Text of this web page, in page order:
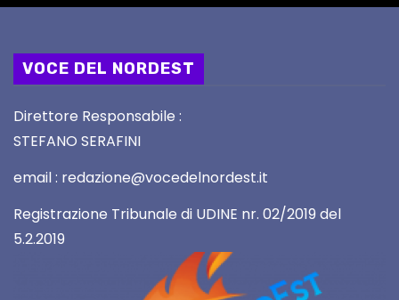
VOCE DEL NORDEST
Direttore Responsabile :
STEFANO SERAFINI
email : redazione@vocedelnordest.it
Registrazione Tribunale di UDINE nr. 02/2019 del
5.2.2019